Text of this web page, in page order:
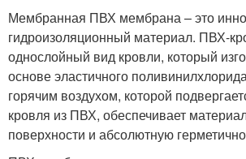
Мембранная ПВХ мембрана – это
гидроизоляционный материал. ПВХ-
однослойный вид кровли, который
основе эластичного
горячим воздухом, которой
кровля из ПВХ, обеспечивает
поверхности и абсолютную